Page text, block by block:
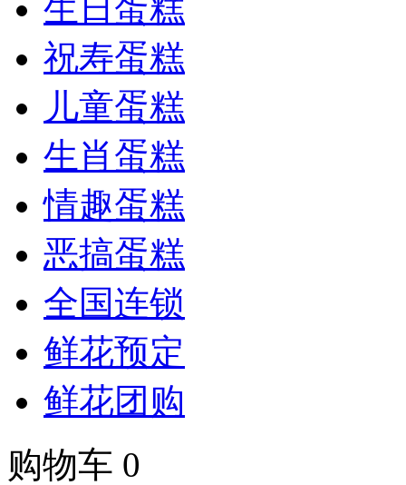
生日蛋糕
祝寿蛋糕
儿童蛋糕
生肖蛋糕
情趣蛋糕
恶搞蛋糕
全国连锁
鲜花预定
鲜花团购
购物车 0